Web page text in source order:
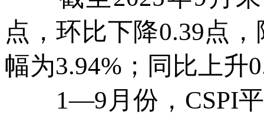
点，环比下降0.39点
幅为3.94%；同比上升
1—9月份，CSPI平